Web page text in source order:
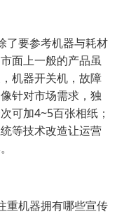
了要参考机器与耗材
面上一般的产品虽
机器开关机，故障
针对市场需求，独
可加4~5百张相纸；
等技术改造让运营
重机器拥有哪些宣传